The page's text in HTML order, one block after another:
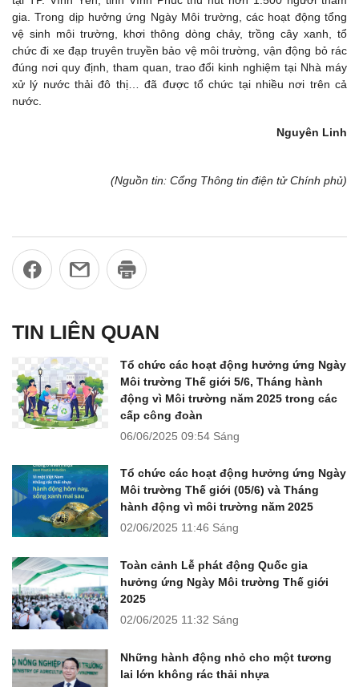
gia. Trong dịp hưởng ứng Ngày Môi trường, các hoạt động tổng
vệ sinh môi trường, khơi thông dòng chảy, trồng cây xanh, tổ
chức đi xe đạp truyên truyền bảo vệ môi trường, vận động bỏ rác
đúng nơi quy định, tham quan, trao đổi kinh nghiệm tại Nhà máy
xử lý nước thải đô thị… đã được tổ chức tại nhiều nơi trên cả
nước.
Nguyên Linh
(Nguồn tin: Cổng Thông tin điện tử Chính phủ)
TIN LIÊN QUAN
Tổ chức các hoạt động hưởng ứng Ngày
Môi trường Thế giới 5/6, Tháng hành
động vì Môi trường năm 2025 trong các
cấp công đoàn
06/06/2025 09:54 Sáng
Tổ chức các hoạt động hưởng ứng Ngày
Môi trường Thế giới (05/6) và Tháng
hành động vì môi trường năm 2025
02/06/2025 11:46 Sáng
Toàn cảnh Lễ phát động Quốc gia
hưởng ứng Ngày Môi trường Thế giới
2025
02/06/2025 11:32 Sáng
Những hành động nhỏ cho một tương
lai lớn không rác thải nhựa